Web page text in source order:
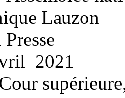
Lauzon
2021
Cour